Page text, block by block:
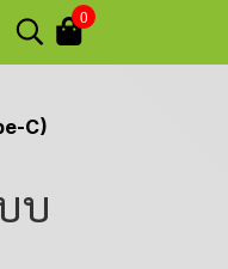
0
C)
บ